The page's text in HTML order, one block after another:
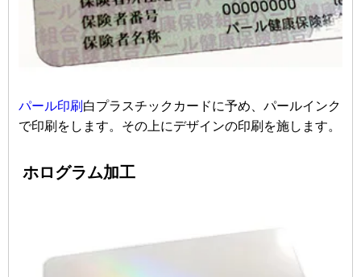
パール印刷 白プラスチックカードに予め、パールインク
で印刷をします。その上にデザインの印刷を施します。
ホログラム加工